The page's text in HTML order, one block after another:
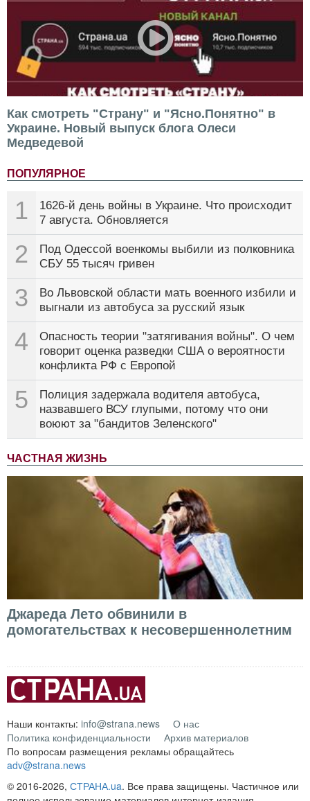
Как смотреть "Страну" и "Ясно.Понятно" в
Украине. Новый выпуск блога Олеси
Медведевой
ПОПУЛЯРНОЕ
1
1626-й день войны в Украине. Что происходит
7 августа. Обновляется
2
Под Одессой военкомы выбили из полковника
СБУ 55 тысяч гривен
3
Во Львовской области мать военного избили и
выгнали из автобуса за русский язык
4
Опасность теории "затягивания войны". О чем
говорит оценка разведки США о вероятности
конфликта РФ с Европой
5
Полиция задержала водителя автобуса,
назвавшего ВСУ глупыми, потому что они
воюют за "бандитов Зеленского"
ЧАСТНАЯ ЖИЗНЬ
Джареда Лето обвинили в
домогательствах к несовершеннолетним
Наши контакты: info@strana.news
О нас
Политика конфиденциальности
Архив материалов
По вопросам размещения рекламы обращайтесь
adv@strana.news
© 2016-2026, СТРАНА.ua. Все права защищены. Частичное или